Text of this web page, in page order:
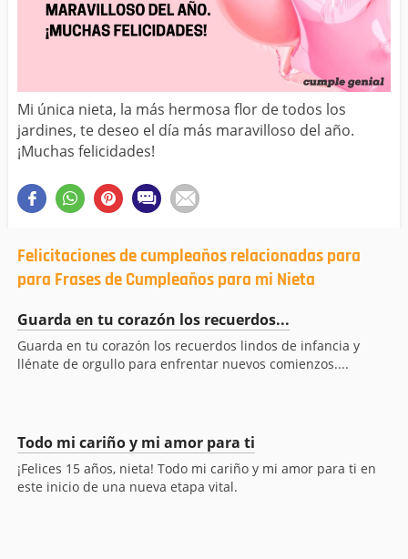
ALGUIEN ESPECIAL
PRIMO
TODAS LAS CATEGORÍAS
Mi única nieta, la más hermosa flor de todos los
jardines, te deseo el día más maravilloso del año.
¡Muchas felicidades!
Felicitaciones de cumpleaños relacionadas para
para Frases de Cumpleaños para mi Nieta
Guarda en tu corazón los recuerdos...
Guarda en tu corazón los recuerdos lindos de infancia y
llénate de orgullo para enfrentar nuevos comienzos....
Todo mi cariño y mi amor para ti
¡Felices 15 años, nieta! Todo mi cariño y mi amor para ti en
este inicio de una nueva etapa vital.